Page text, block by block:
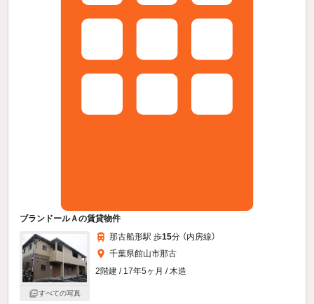
ブランドールＡの賃貸物件
すべての写真
那古船形駅 歩15分 （内房線）
千葉県館山市那古
2階建 / 17年5ヶ月 / 木造